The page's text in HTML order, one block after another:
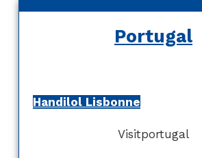
Portugal
Handilol Lisbonne
Visitportugal